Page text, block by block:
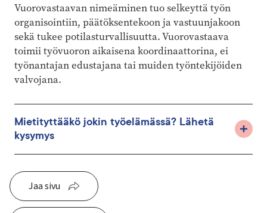
Vuorovastaavan nimeäminen tuo selkeyttä työn
organisointiin, päätöksentekoon ja vastuunjakoon
sekä tukee potilasturvallisuutta. Vuorovastaava
toimii työvuoron aikaisena koordinaattorina, ei
työnantajan edustajana tai muiden työntekijöiden
valvojana.
Mietityttääkö jokin työelämässä? Lähetä
kysymys
Jaa sivu